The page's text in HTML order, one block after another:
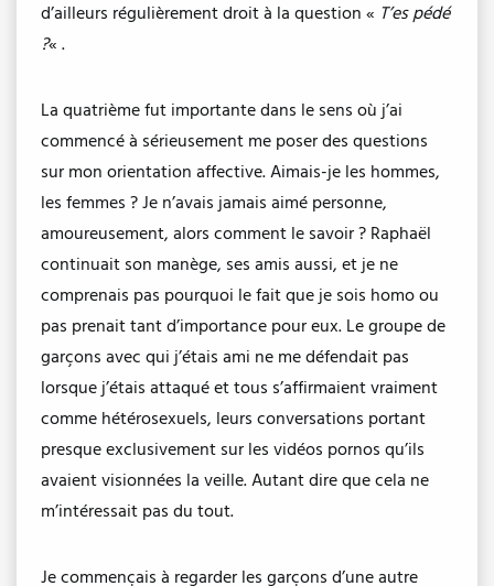
d’ailleurs régulièrement droit à la question « T’es pédé
?« .
La quatrième fut importante dans le sens où j’ai
commencé à sérieusement me poser des questions
sur mon orientation affective. Aimais-je les hommes,
les femmes ? Je n’avais jamais aimé personne,
amoureusement, alors comment le savoir ? Raphaël
continuait son manège, ses amis aussi, et je ne
comprenais pas pourquoi le fait que je sois homo ou
pas prenait tant d’importance pour eux. Le groupe de
garçons avec qui j’étais ami ne me défendait pas
lorsque j’étais attaqué et tous s’affirmaient vraiment
comme hétérosexuels, leurs conversations portant
presque exclusivement sur les vidéos pornos qu’ils
avaient visionnées la veille. Autant dire que cela ne
m’intéressait pas du tout.
Je commençais à regarder les garçons d’une autre